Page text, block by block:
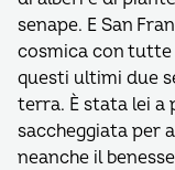
senape. E San
cosmica con tutte
questi ultimi due
terra. È stata lei a
saccheggiata per
neanche il